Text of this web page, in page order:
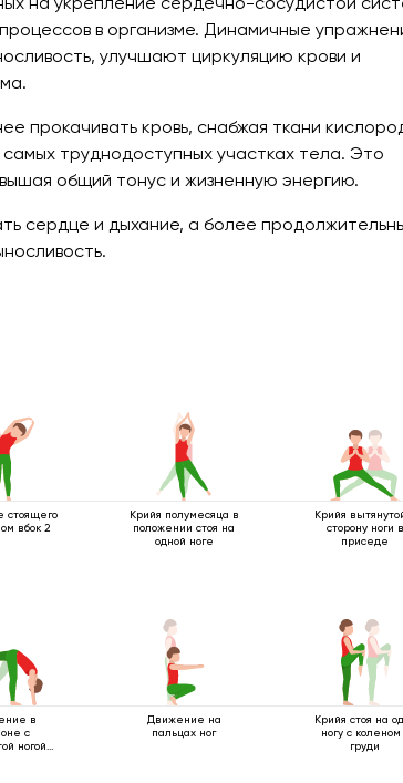
в организме. Динамичные
улучшают циркуляцию крови и
прокачивать кровь, снабжая ткани
труднодоступных участках тела. Это
общий тонус и жизненную энергию.
сердце и дыхание, а более
стоящего
вбок 2
Крийя полумесяца в
положении стоя на
одной ноге
Крийя
сторону ноги в
приседе
в
с
ногой
Движение на
пальцах ног
Крийя стоя на
ногу с коленом
груди